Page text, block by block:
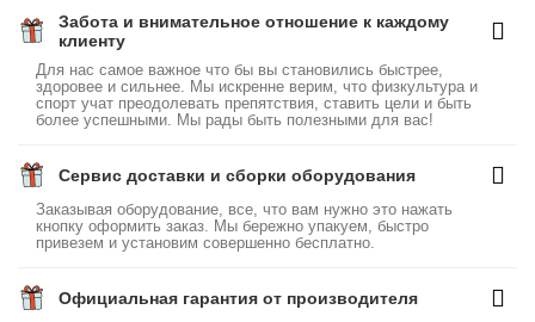
Забота и внимательное отношение к каждому
клиенту
Для нас самое важное что бы вы становились быстрее,
здоровее и сильнее. Мы искренне верим, что физкультура и
спорт учат преодолевать препятствия, ставить цели и быть
более успешными. Мы рады быть полезными для вас!
Сервис доставки и сборки оборудования
Заказывая оборудование, все, что вам нужно это нажать
кнопку оформить заказ. Мы бережно упакуем, быстро
привезем и установим совершенно бесплатно.
Официальная гарантия от производителя